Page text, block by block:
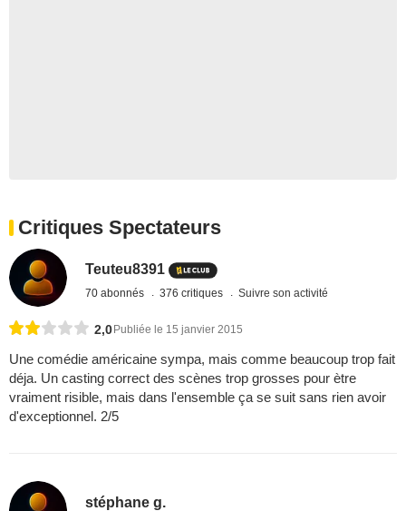
Critiques Spectateurs
Teuteu8391
70 abonnés 376 critiques Suivre son activité
2,0 Publiée le 15 janvier 2015
Une comédie américaine sympa, mais comme beaucoup trop fait
déja. Un casting correct des scènes trop grosses pour ètre
vraiment risible, mais dans l'ensemble ça se suit sans rien avoir
d'exceptionnel. 2/5
stéphane g.